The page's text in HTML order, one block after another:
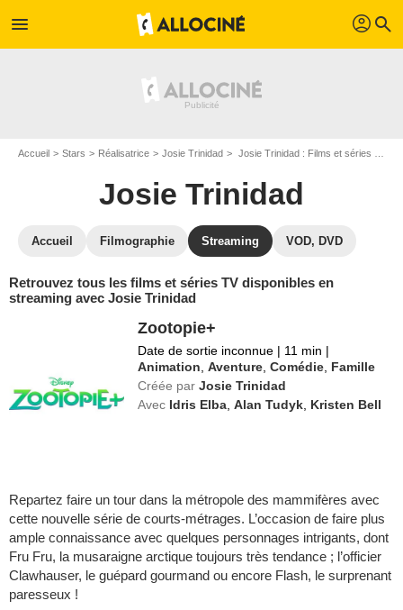
menu profil search
Accueil Stars Réalisatrice Josie Trinidad Josie Trinidad : Films et séries online
Josie Trinidad
Accueil Filmographie Streaming VOD, DVD
Retrouvez tous les films et séries TV disponibles en
streaming avec Josie Trinidad
Zootopie+
Date de sortie inconnue | 11 min |
Animation ,Aventure ,Comédie Famille
Créée par Josie Trinidad
Avec Idris Elba ,Alan Tudyk Kristen Bell
Repartez faire un tour dans la métropole des mammifères avec
cette nouvelle série de courts-métrages. L’occasion de faire plus
ample connaissance avec quelques personnages intrigants, dont
Fru Fru, la musaraigne arctique toujours très tendance ; l’officier
Clawhauser, le guépard gourmand ou encore Flash, le surprenant
paresseux !